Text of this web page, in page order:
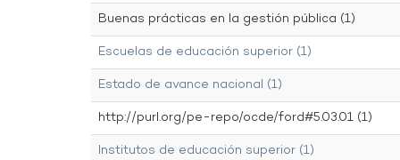
Buenas prácticas en la gestión pública (1)
Escuelas de educación superior (1)
Estado de avance nacional (1)
http://purl.org/pe-repo/ocde/ford#5.03.01 (1)
Institutos de educación superior (1)